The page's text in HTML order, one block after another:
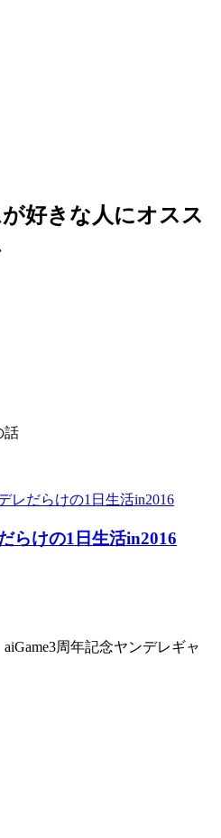
好きな人にオスス
話
らけの1日生活in2016
周年記念ヤンデレギャ